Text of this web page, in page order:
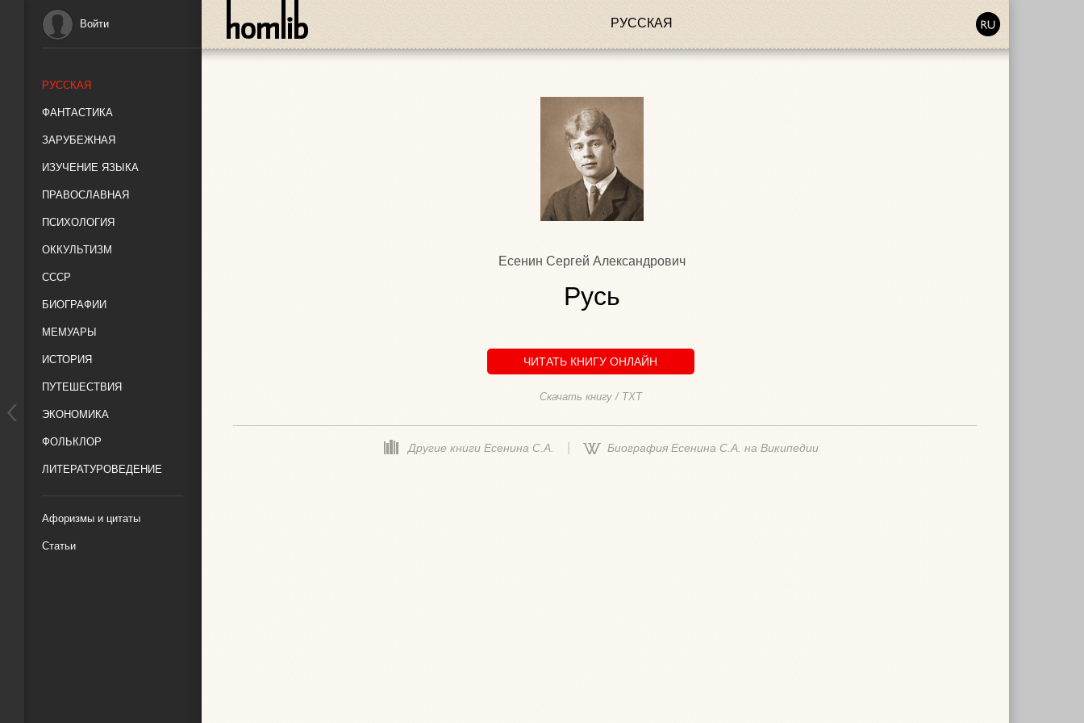
Войти
РУССКАЯ
ФАНТАСТИКА
ЗАРУБЕЖНАЯ
ИЗУЧЕНИЕ ЯЗЫКА
ПРАВОСЛАВНАЯ
ПСИХОЛОГИЯ
ОККУЛЬТИЗМ
СССР
БИОГРАФИИ
МЕМУАРЫ
ИСТОРИЯ
ПУТЕШЕСТВИЯ
ЭКОНОМИКА
ФОЛЬКЛОР
ЛИТЕРАТУРОВЕДЕНИЕ
Афоризмы и цитаты
Статьи
РУССКАЯ
Есенин Сергей Александрович
Русь
ЧИТАТЬ КНИГУ ОНЛАЙН
Скачать книгу / TXT
Другие книги Есенина С.А. Биография Есенина С.А. на Википедии